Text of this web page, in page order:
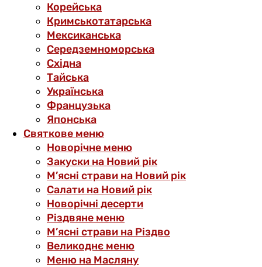
Корейська
Кримськотатарська
Мексиканська
Середземноморська
Східна
Тайська
Українська
Французька
Японська
Святкове меню
Новорічне меню
Закуски на Новий рік
М’ясні страви на Новий рік
Салати на Новий рік
Новорічні десерти
Різдвяне меню
М’ясні страви на Різдво
Великоднє меню
Меню на Масляну